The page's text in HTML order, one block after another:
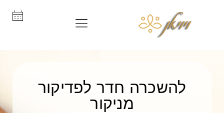
להשכרה חדר לפדיקור
מניקור